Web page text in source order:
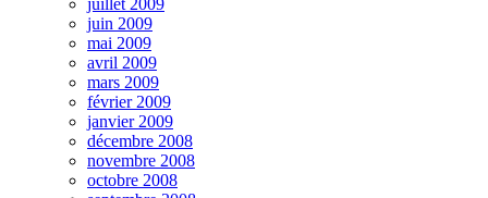
juillet 2009
juin 2009
mai 2009
avril 2009
mars 2009
février 2009
janvier 2009
décembre 2008
novembre 2008
octobre 2008